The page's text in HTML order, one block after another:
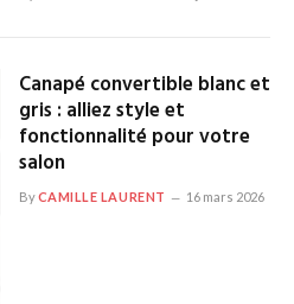
Canapé convertible blanc et
gris : alliez style et
fonctionnalité pour votre
salon
ByCAMILLE LAURENT 16 mars 2026